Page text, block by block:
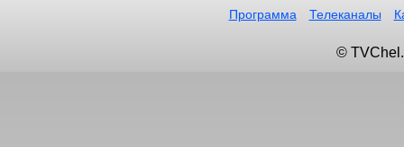
Программа Телеканалы
©